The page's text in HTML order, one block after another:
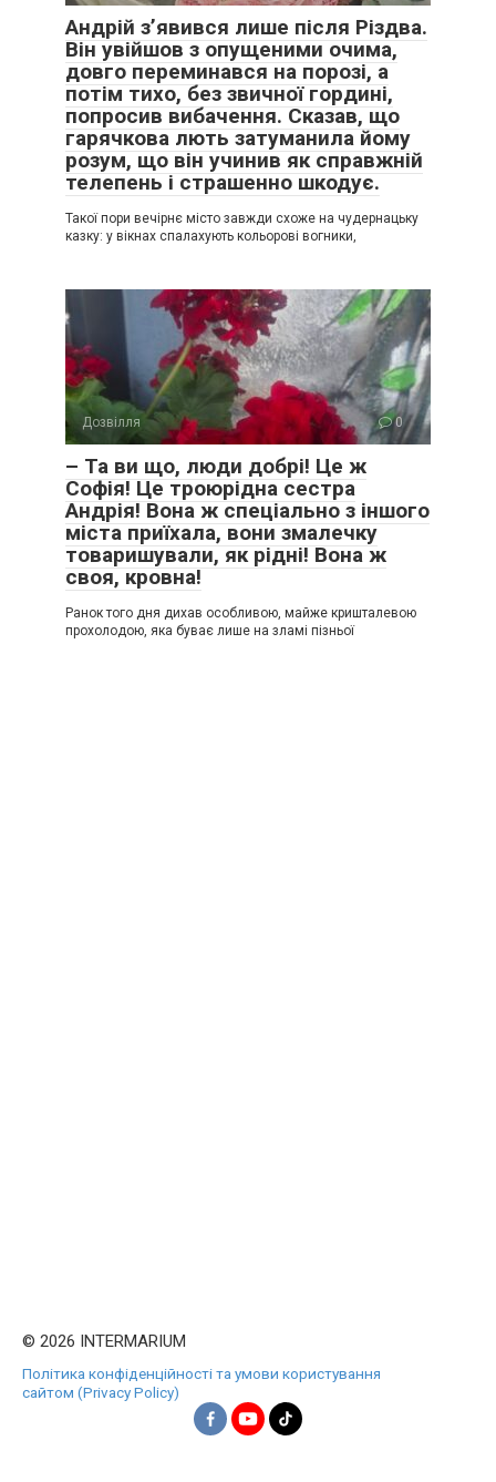
Андрій з’явився лише після Різдва.
Він увійшов з опущеними очима,
довго переминався на порозі, а
потім тихо, без звичної гордині,
попросив вибачення. Сказав, що
гарячкова лють затуманила йому
розум, що він учинив як справжній
телепень і страшенно шкодує.
Такої пори вечірнє місто завжди схоже на чудернацьку
казку: у вікнах спалахують кольорові вогники,
Дозвілля 0
– Та ви що, люди добрі! Це ж
Софія! Це троюрідна сестра
Андрія! Вона ж спеціально з іншого
міста приїхала, вони змалечку
товаришували, як рідні! Вона ж
своя, кровна!
Ранок того дня дихав особливою, майже кришталевою
прохолодою, яка буває лише на зламі пізньої
© 2026 INTERMARIUM
Політика конфіденційності та умови користування
сайтом (Privacy Policy)